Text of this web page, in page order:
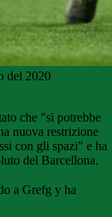
del 2020
che "si potrebbe
nuova restrizione
con gli spazi" e ha
del Barcellona.
a Grefg y ha